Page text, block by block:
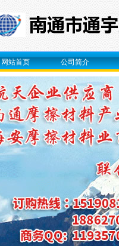
网站首页 公司简介